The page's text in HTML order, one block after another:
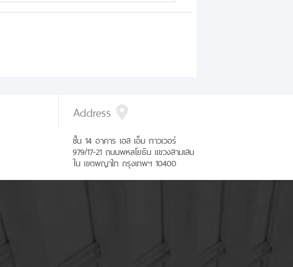
Address
ชั้น 14 อาคาร เอส เอ็ม ทาวเวอร์
979/17-21 ถนนพหลโยธิน แขวงสามเสน
ใน เขตพญาไท กรุงเทพฯ 10400